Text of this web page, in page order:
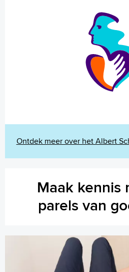
Ontdek meer over het Albert
Maak kennis
parels van